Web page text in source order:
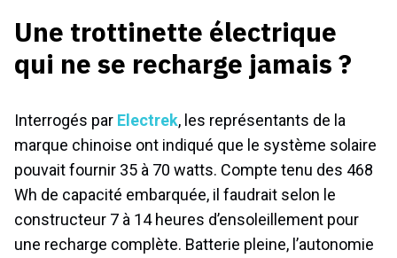
Une trottinette électrique
qui ne se recharge jamais ?
Interrogés par Electrek, les représentants de la
marque chinoise ont indiqué que le système solaire
pouvait fournir 35 à 70 watts. Compte tenu des 468
Wh de capacité embarquée, il faudrait selon le
constructeur 7 à 14 heures d’ensoleillement pour
une recharge complète. Batterie pleine, l’autonomie